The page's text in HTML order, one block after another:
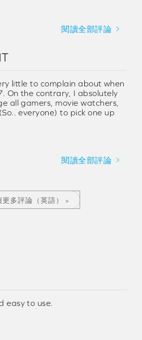
閱讀全部評論
little to complain about when
On the contrary, I absolutely
all gamers, movie watchers,
everyone) to pick one up
閱讀全部評論
更多評論（英語） »
easy to use.